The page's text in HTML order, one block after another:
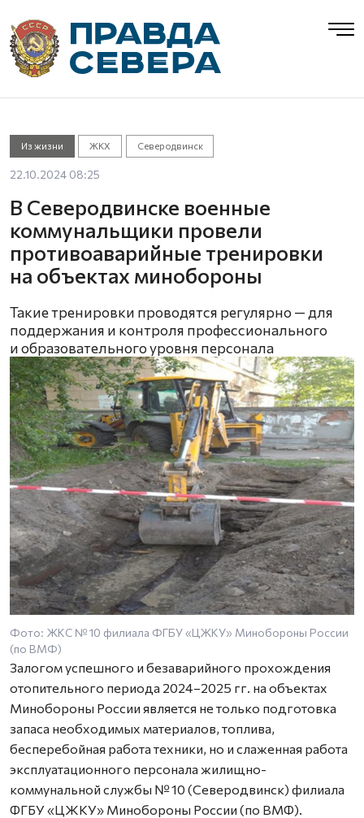
Из жизни ЖКХ Северодвинск
22.10.2024 08:25
В Северодвинске военные
коммунальщики провели
противоаварийные тренировки
на объектах минобороны
Такие тренировки проводятся регулярно — для
поддержания и контроля профессионального
и образовательного уровня персонала
Фото: ЖКС № 10 филиала ФГБУ «ЦЖКУ» Минобороны России
(по ВМФ)
Залогом успешного и безаварийного прохождения
отопительного периода 2024–2025 гг. на объектах
Минобороны России является не только подготовка
запаса необходимых материалов, топлива,
бесперебойная работа техники, но и слаженная работа
эксплуатационного персонала жилищно-
коммунальной службы № 10 (Северодвинск) филиала
ФГБУ «ЦЖКУ» Минобороны России (по ВМФ).